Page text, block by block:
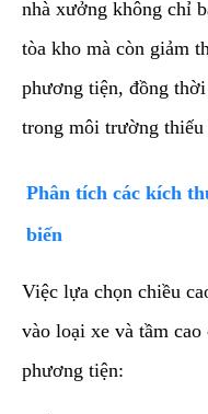
nhà xưởng không chỉ
tòa kho mà còn giảm
phương tiện, đồng
trong môi trường thiếu
​Phân tích các kích
biến
​Việc lựa chọn chiều
vào loại xe và tầm cao
phương tiện: